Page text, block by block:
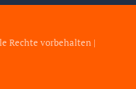
Rechte vorbehalten |